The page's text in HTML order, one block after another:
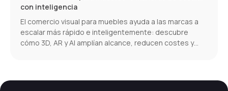
con inteligencia
El comercio visual para muebles ayuda a las marcas a
escalar más rápido e inteligentemente: descubre
cómo 3D, AR y AI amplían alcance, reducen costes y